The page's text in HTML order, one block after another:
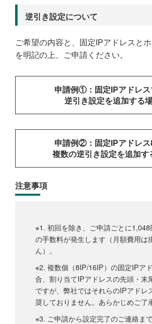
逆引き設定について
ご希望の内容と、固定IPアドレスと
を明記の上、ご申請ください。
申請例①：固定IPアドレス
逆引き設定を追加する
申請例②：固定IPアドレス
複数の逆引き設定を追加す
注意事項
※1. 初回を除き、ご申請ごとに1,048
の手数料が発生します（月額費用は
ん）。
※2. 複数個（8IP/16IP）の固定IPア
合、割り当てIPアドレスの先頭・末
ですが、弊社ではそれらのIPアドレ
奨しておりません。あらかじめご了
※3. ご申請から設定完了のご連絡ま